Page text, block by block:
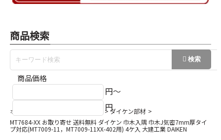
商品検索
商品価格
円～
円
ホーム
ダイケン部材
MT7684-XX お取り寄せ 送料無料 ダイケン 巾木入隅 巾木J気密7mm厚タイ
プ対応(MT7009-11，MT7009-11XX-402用) 4ケ入 大建工業 DAIKEN